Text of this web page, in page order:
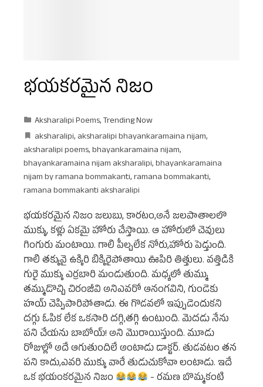
భయకరమైన నిజం
Aksharalipi Poems,Trending Now
aksharalipi, aksharalipi bhayankaramaina nijam,
aksharalipi poems,bhayankaramaina nijam,
bhayankaramaina nijam aksharalipi,bhayankaramaina
nijam by ramana bommakanti,ramana bommakanti,
ramana bommakanti aksharalipi
భయకరమైన నిజం జలుబు, కారటం,అనే జలపాతాలలొ
ముక్కు, కళ్లు ఏకమై హోరు చేస్తాయి. ఆ హోరులో చెవులు
గింగురు మంటాయి. గాలి పీల్చలేక నోరు,హోరు పెడ్తుoది.
గాలి తక్కువై ఉక్కిరి బిక్కిరైపోతాయి ఊపిరి తిత్తులు. వత్తిడికి
గురై ముక్కు ఎర్రబారి మండుతుంది. మధ్యలో తుమ్ము
తమ్ముడొచ్చి చిరంజీవి అనిఎవరో ఆనంగవిని, గుండెకు
హయ్ చెప్పిపారిపోతాడు. ఈ గొడవలో ఇప్పుడెందుకని
దగ్గు ఓపిక లేక ఒకసారి దగ్గి,తగ్గి ఉంటుంది. మెదడు నేను
పని చేయను బాబోయ్! అని మొరాయిస్తుంది. మూడు
రోజుల్లో అదే ఆగుతుందిలే అంటాడు డాక్టర్. తుడవటం తన
పని కాదు,ఎవరి ముక్కు వారే తుడుచుకోవా లంటాడు. ఇదే
ఒక భయంకరమైన నిజం
- రమణ బొమ్మకంటి